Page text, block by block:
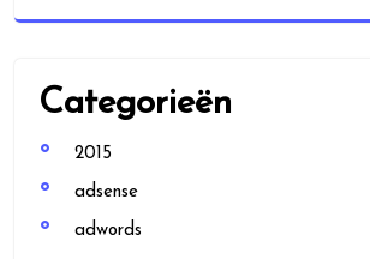
Categorieën
2015
adsense
adwords